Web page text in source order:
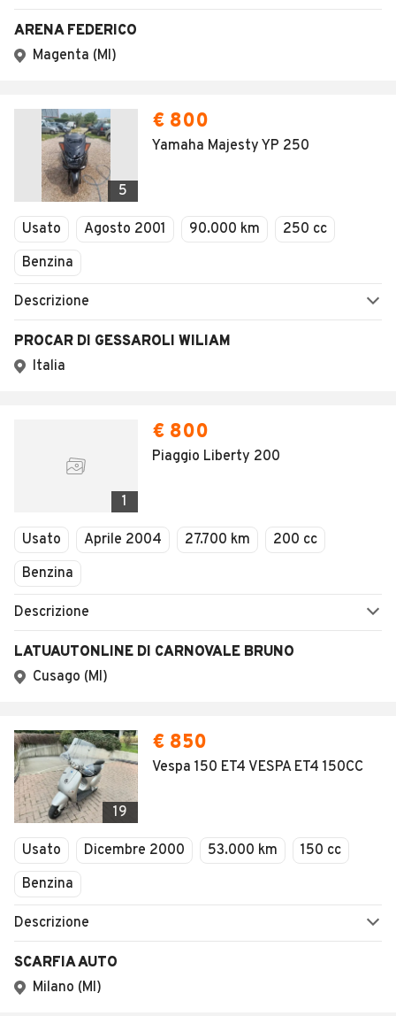
ARENA FEDERICO
Magenta (MI)
5
€ 800
Yamaha Majesty YP 250
Usato Agosto 2001 90.000 km
250 cc
Benzina
Descrizione
PROCAR DI GESSAROLI WILIAM
Italia
1
€ 800
Piaggio Liberty 200
Usato Aprile 2004 27.700 km
200 cc
Benzina
Descrizione
LATUAUTONLINE DI CARNOVALE BRUNO
Cusago (MI)
19
€ 850
Vespa 150 ET4 VESPA ET4 150CC
Usato Dicembre 2000 53.000 km
150 cc
Benzina
Descrizione
SCARFIA AUTO
Milano (MI)